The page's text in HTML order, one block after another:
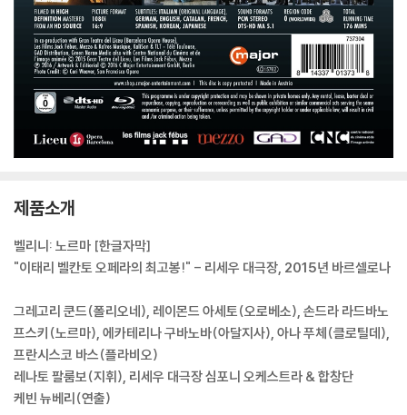
제품소개
벨리니: 노르마 [한글자막]
"이태리 벨칸토 오페라의 최고봉!" - 리세우 대극장, 2015년 바르셀로나
그레고리 쿤드(폴리오네), 레이몬드 아세토(오로베소), 손드라 라드바노
프스키(노르마), 에카테리나 구바노바(아달지사), 아나 푸체(클로틸데),
프란시스코 바스(플라비오)
레나토 팔룸보(지휘), 리세우 대극장 심포니 오케스트라 & 합창단
케빈 뉴베리(연출)